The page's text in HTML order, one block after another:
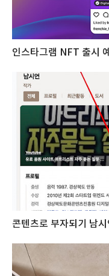
인스타그램 NFT 출시
콘텐츠로 부자되기 남